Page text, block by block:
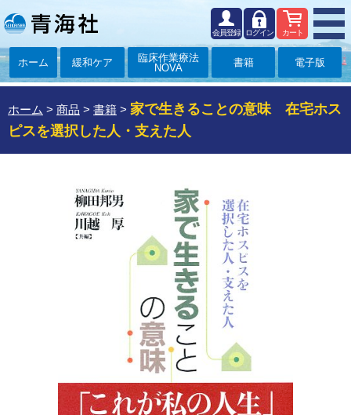
カート
ログイン
会員登録
ホーム 緩和ケア
臨床作業療法
NOVA
書籍 電子版
ホーム > 商品 > 書籍 > 家で生きることの意味 在宅ホス
ピスを選択した人・支えた人